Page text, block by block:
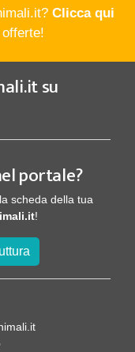
Clicca qui
su
portale?
scheda della tua
!